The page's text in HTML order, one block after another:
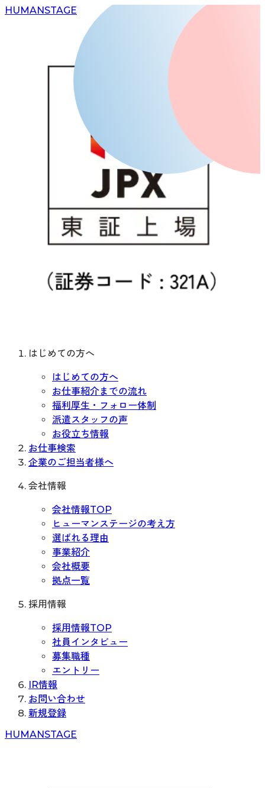
HUMANSTAGE
はじめての方へ
はじめての方へ
お仕事紹介までの流れ
福利厚生・フォロー体制
派遣スタッフの声
お役立ち情報
お仕事検索
企業のご担当者様へ
会社情報
会社情報TOP
ヒューマンステージの考え方
選ばれる理由
事業紹介
会社概要
拠点一覧
採用情報
採用情報TOP
社員インタビュー
募集職種
エントリー
IR情報
お問い合わせ
新規登録
HUMANSTAGE